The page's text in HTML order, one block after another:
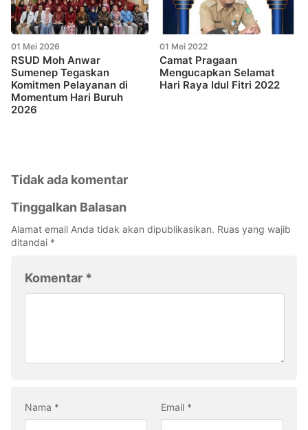
01 Mei 2026
RSUD Moh Anwar
Sumenep Tegaskan
Komitmen Pelayanan di
Momentum Hari Buruh
2026
01 Mei 2022
Camat Pragaan
Mengucapkan Selamat
Hari Raya Idul Fitri 2022
Tidak ada komentar
Tinggalkan Balasan
Alamat email Anda tidak akan dipublikasikan. Ruas yang wajib
ditandai *
Komentar *
Nama * Email *